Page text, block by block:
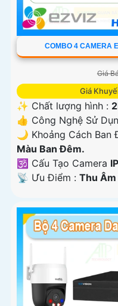
COMBO 4 CAMERA
Giá
Giá
✨ Chất lượng hình :
👍 Công Nghệ Sử
🌙 Khoảng Cách Ban
Màu Ban Ðêm.
🕉️ Cấu Tạo Camera
️📡 Ưu Điểm : Thu Âm